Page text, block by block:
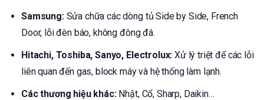
Samsung:Sửa chữa các dòng tủ Side by Side, French
Door, lỗi đèn báo, không đông đá.
Hitachi, Toshiba, Sanyo, Electrolux: Xử lý triệt để các lỗi
liên quan đến gas, block máy và hệ thống làm lạnh.
Các thương hiệu khác:Nhật, Cổ, Sharp, Daikin…